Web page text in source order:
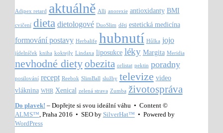
Adipex retard aktuálně Alli anorexie antioxidanty BMI
cvičení dieta dietologové DuoSlim děti estetická medicína
formování postavy Herbalife hubnutí Hůlka jojo
jídelníček kniha koktejly Lindaxa liposukce léky Margita Meridia
nevhodné diety obezita orlistat pektin poradny
posilování recept Reebok SlimBall služby televize video
vláknina WHR Xenical zelená strava Zumba životospráva
Do plavek! – Dopřejte si svou ideální váhu • Content ©
ALMS™, Praha 2016 • SEO by SilverHat™ • Powered by
WordPress